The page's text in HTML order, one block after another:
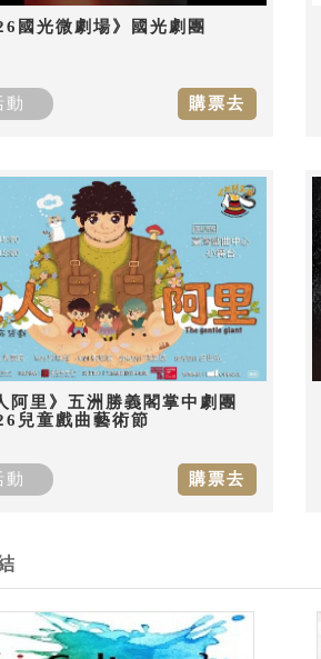
國光微劇場》國光劇團
購票去
動
阿里》五洲勝義閣掌中劇團
兒童戲曲藝術節
購票去
動